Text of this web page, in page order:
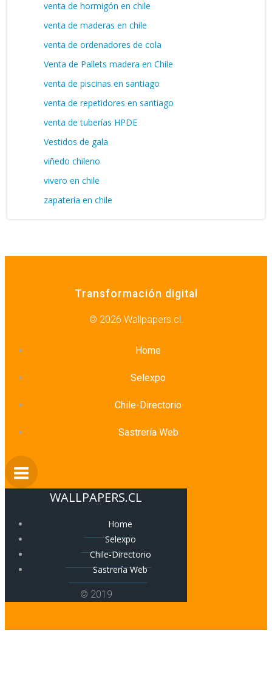
venta de hormigón en chile
venta de maderas en chile
venta de ordenadores de cola
Venta de Pallets madera en Chile
venta de piscinas en santiago
venta de repetidores en santiago
venta de tuberías HPDE
Vestidos de gala
viñedo chileno
vivero en chile
zapatería en chile
Transformación digital
© 2026 Wallpapers.cl.
Home
Selexpo
Chile-Directorio
Sastrería Web
WALLPAPERS.CL
Home
Selexpo
Chile-Directorio
Sastrería Web
© 2019